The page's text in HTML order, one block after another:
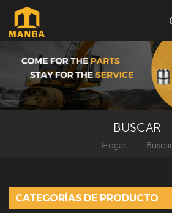
BUSCAR
Hogar / Buscar
CATEGORÍAS DE PRODUCTO